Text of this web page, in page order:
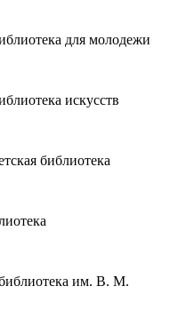
для молодежи
искусств
библиотека
библиотека им. В. М.